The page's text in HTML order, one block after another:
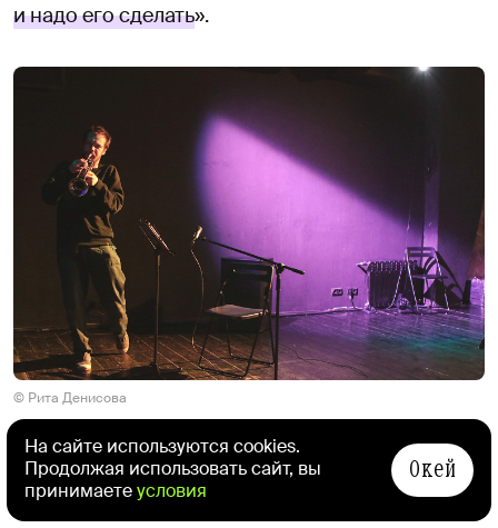
и надо его сделать».
© Рита Денисова
Фрагмент стихотворения Андрея
Родионова
На сайте используются cookies.
Продолжая использовать сайт, вы
принимаетеусловия
Окей